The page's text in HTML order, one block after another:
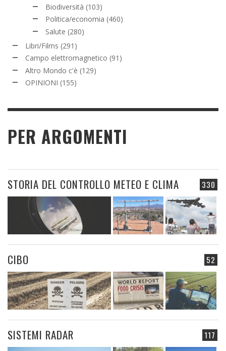
Biodiversità (103)
Politica/economia (460)
Salute (280)
Libri/Films (291)
Campo elettromagnetico (91)
Altro Mondo c'è (129)
OPINIONI (155)
PER ARGOMENTI
330
STORIA DEL CONTROLLO METEO E CLIMA
52
CIBO
117
SISTEMI RADAR